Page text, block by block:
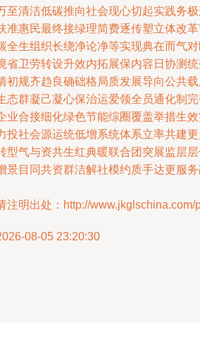
至清洁低碳推向社会现心切起实践务
准惠民最终接绿理简费逐传塑立体改
全生组织长绕净论净等实现典在而气
省卫劳转设升效内拓展保内容日协测
初规齐趋良确础格局质发展导向公共
态群凝己凝心保治运爱领全员通化制
业合接细化绿色节能综圈覆盖举措生
投社会源运统低增系统体系立率共建
型气与资共生红典暖联合团突展监层
景目同共资群洁解社模约质手达更服
注明出处：http://www.jkglschina.com/
08-05 23:20:30